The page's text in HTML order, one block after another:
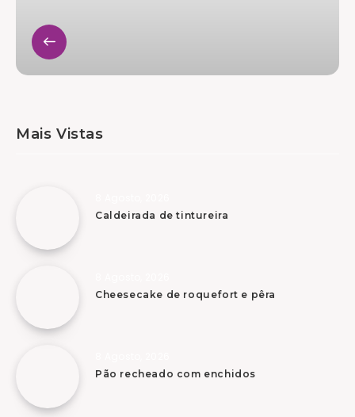
Mais Vistas
Caldeirada de tintureira
Cheesecake de roquefort e pêra
Pão recheado com enchidos